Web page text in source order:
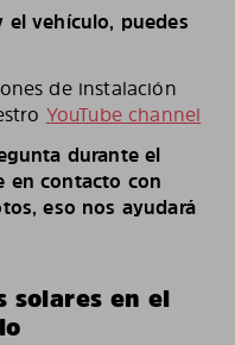
el vehículo, puedes
de instalación
YouTube channel
durante el
en contacto con
eso nos ayudará
solares en el